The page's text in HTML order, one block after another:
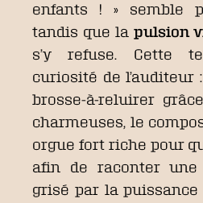
enfants ! » semble
tandis que la pulsion
s’y refuse. Cette
curiosité de l’auditeur
brosse-à-reluirer
charmeuses, le
orgue fort riche pour
afin de raconter une
grisé par la